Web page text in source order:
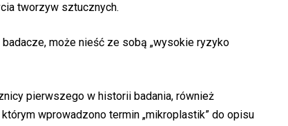
tworzyw sztucznych.
może nieść ze sobą „wysokie ryzyko
pierwszego w historii badania, również
wprowadzono termin „mikroplastik” do opisu